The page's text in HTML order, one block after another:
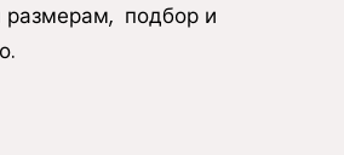
размерам, подбор и